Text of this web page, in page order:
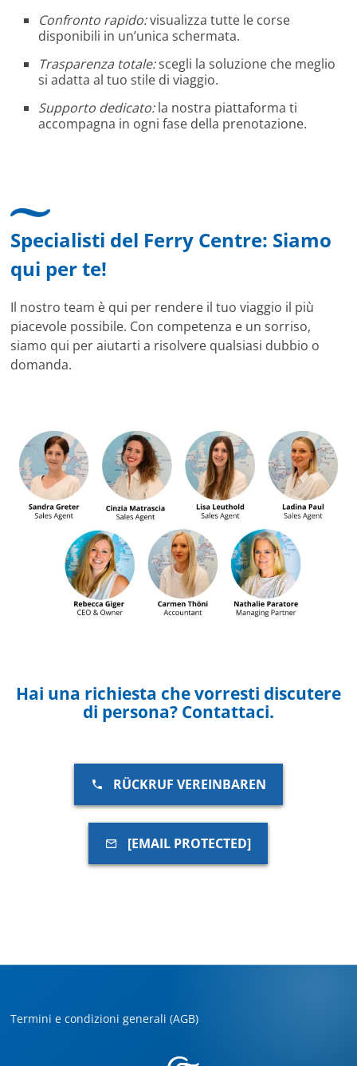
Confronto rapido:visualizza tutte le corse
disponibili in un’unica schermata.
Trasparenza totale:scegli la soluzione che meglio
si adatta al tuo stile di viaggio.
Supporto dedicato:la nostra piattaforma ti
accompagna in ogni fase della prenotazione.
Specialisti del Ferry Centre: Siamo
qui per te!
Il nostro team è qui per rendere il tuo viaggio il più
piacevole possibile. Con competenza e un sorriso,
siamo qui per aiutarti a risolvere qualsiasi dubbio o
domanda.
Hai una richiesta che vorresti discutere
di persona? Contattaci.
RÜCKRUF VEREINBAREN
[EMAIL PROTECTED]
Termini e condizioni generali (AGB)